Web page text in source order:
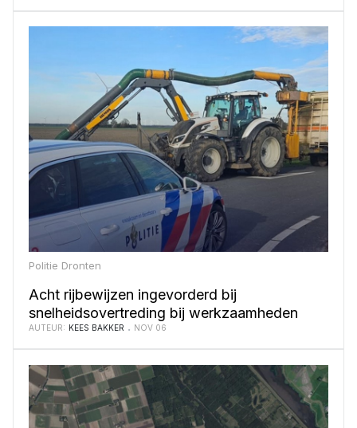
Politie Dronten
Acht rijbewijzen ingevorderd bij
snelheidsovertreding bij werkzaamheden
AUTEUR: KEES BAKKER NOV 06